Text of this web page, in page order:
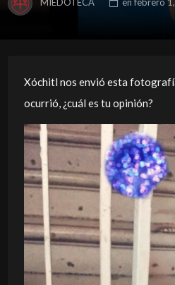
Xóchitl nos envió esta
ocurrió, ¿cuál es tu opinión?